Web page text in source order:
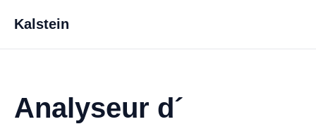
Kalstein
Analyseur d´